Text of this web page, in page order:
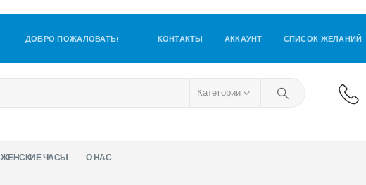
ДОБРО ПОЖАЛОВАТЬ! КОНТАКТЫ АККАУНТ СПИСОК ЖЕЛАНИЙ
Категории
ЖЕНСКИЕ ЧАСЫ О НАС